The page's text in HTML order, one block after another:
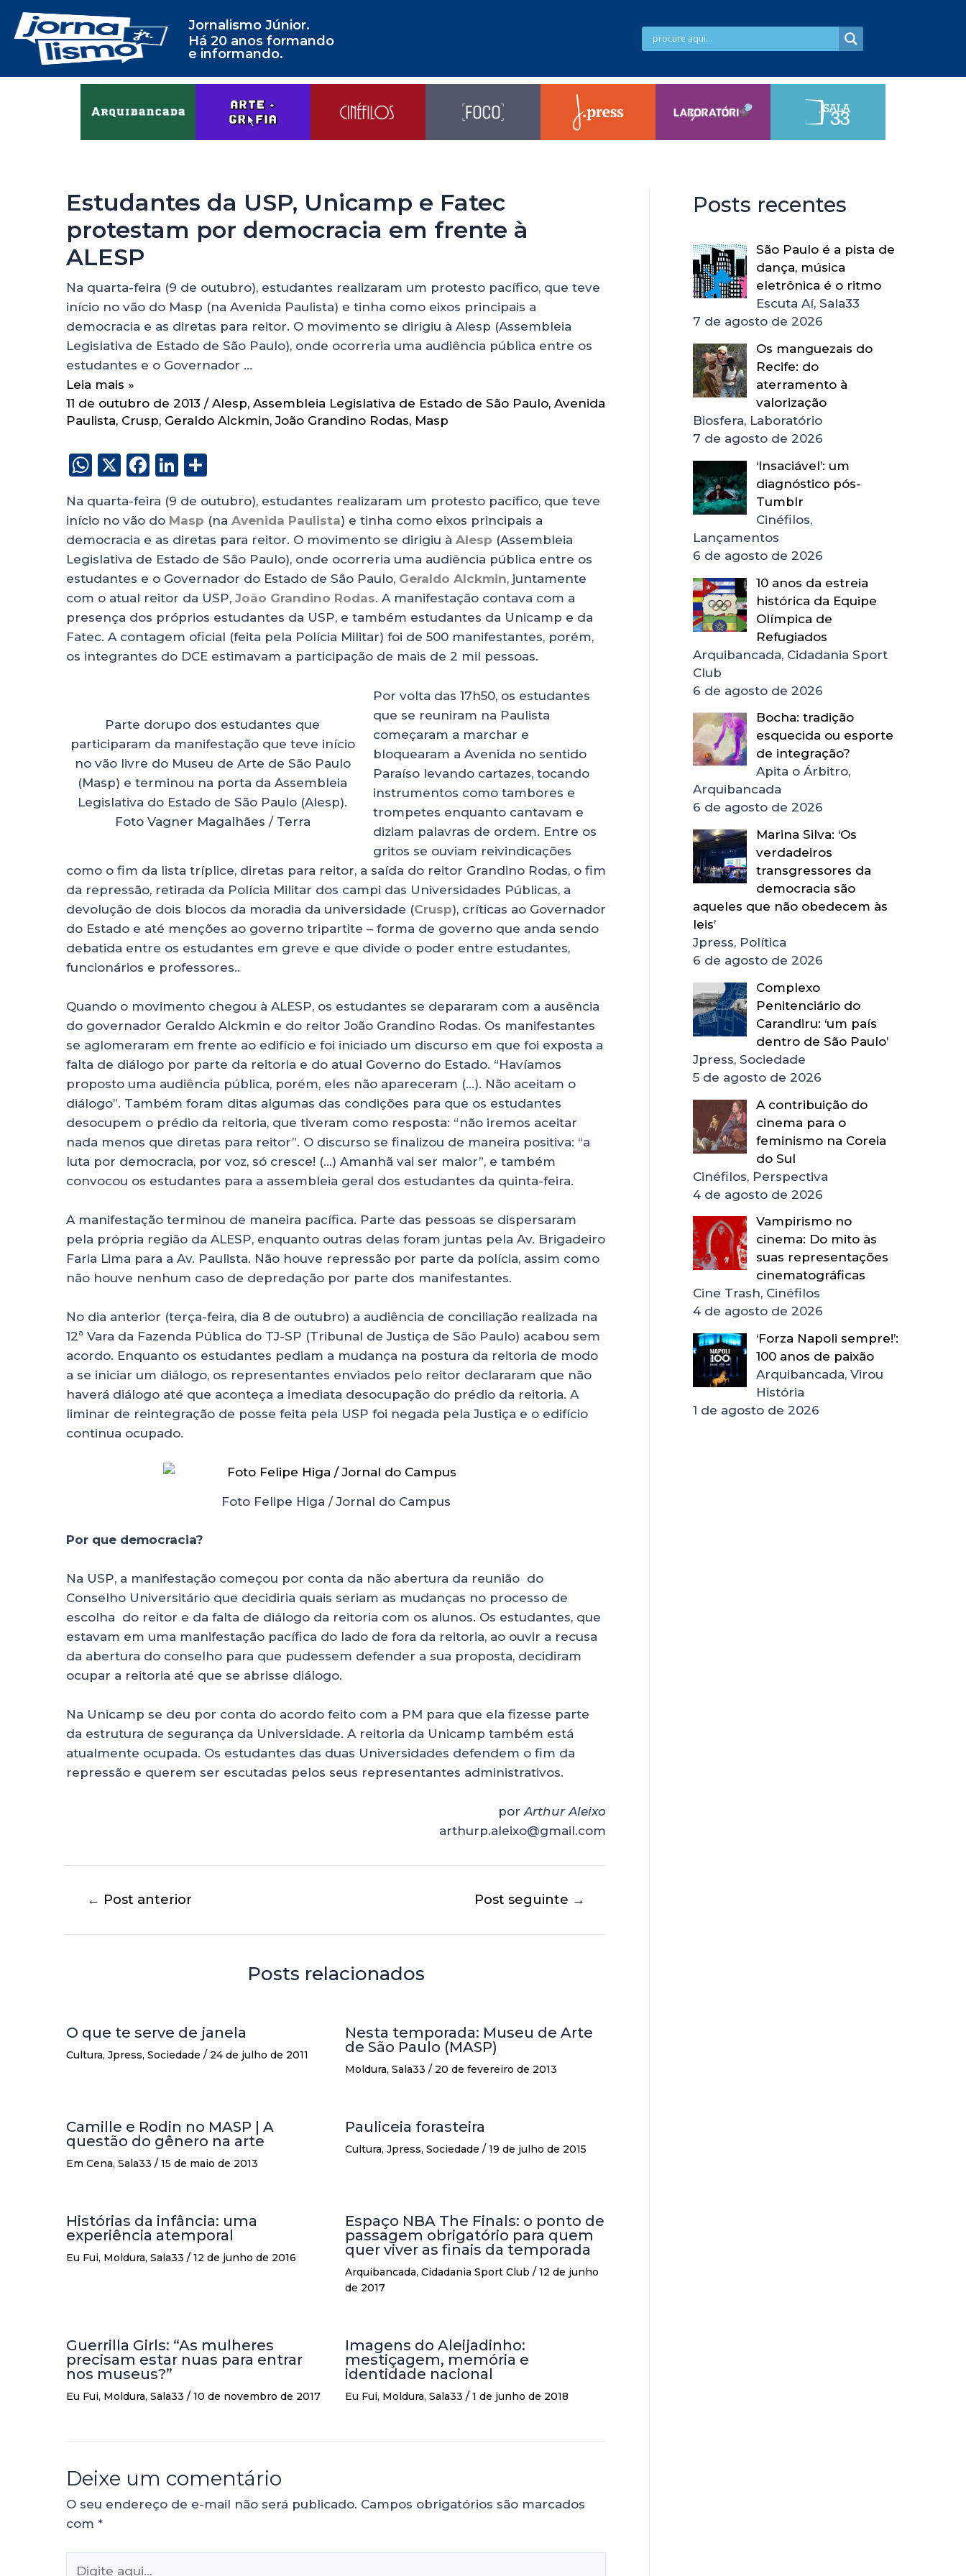
Jornalismo Júnior.
Há 20 anos formando
e informando.
Estudantes da USP, Unicamp e Fatec
protestam por democracia em frente à
ALESP
Na quarta-feira (9 de outubro), estudantes realizaram um protesto pacífico, que teve
início no vão do Masp (na Avenida Paulista) e tinha como eixos principais a
democracia e as diretas para reitor. O movimento se dirigiu à Alesp (Assembleia
Legislativa de Estado de São Paulo), onde ocorreria uma audiência pública entre os
estudantes e o Governador …
Leia mais »
11 de outubro de 2013 / Alesp, Assembleia Legislativa de Estado de São Paulo, Avenida
Paulista, Crusp, Geraldo Alckmin,João Grandino Rodas, Masp
W
a
ts
A
p
p
X
F
c
e
b
o
o
k
Li
k
e
dI
n
a
re
Na quarta-feira (9 de outubro), estudantes realizaram um protesto pacífico, que teve
início no vão do Masp (na Avenida Paulista) e tinha como eixos principais a
democracia e as diretas para reitor. O movimento se dirigiu à Alesp (Assembleia
Legislativa de Estado de São Paulo), onde ocorreria uma audiência pública entre os
estudantes e o Governador do Estado de São Paulo, Geraldo Alckmin, juntamente
com o atual reitor da USP, João Grandino Rodas. A manifestação contava com a
presença dos próprios estudantes da USP, e também estudantes da Unicamp e da
Fatec. A contagem oficial (feita pela Polícia Militar) foi de 500 manifestantes, porém,
os integrantes do DCE estimavam a participação de mais de 2 mil pessoas.
Parte dorupo dos estudantes que
participaram da manifestação que teve início
no vão livre do Museu de Arte de São Paulo
(Masp) e terminou na porta da Assembleia
Legislativa do Estado de São Paulo (Alesp).
Foto Vagner Magalhães / Terra
Por volta das 17h50, os estudantes
que se reuniram na Paulista
começaram a marchar e
bloquearam a Avenida no sentido
Paraíso levando cartazes, tocando
instrumentos como tambores e
trompetes enquanto cantavam e
diziam palavras de ordem. Entre os
gritos se ouviam reivindicações
como o fim da lista tríplice, diretas para reitor, a saída do reitor Grandino Rodas, o fim
da repressão, retirada da Polícia Militar dos campi das Universidades Públicas, a
devolução de dois blocos da moradia da universidade (Crusp), críticas ao Governador
do Estado e até menções ao governo tripartite – forma de governo que anda sendo
debatida entre os estudantes em greve e que divide o poder entre estudantes,
funcionários e professores..
Quando o movimento chegou à ALESP, os estudantes se depararam com a ausência
do governador Geraldo Alckmin e do reitor João Grandino Rodas. Os manifestantes
se aglomeraram em frente ao edifício e foi iniciado um discurso em que foi exposta a
falta de diálogo por parte da reitoria e do atual Governo do Estado. “Havíamos
proposto uma audiência pública, porém, eles não apareceram (…). Não aceitam o
diálogo”. Também foram ditas algumas das condições para que os estudantes
desocupem o prédio da reitoria, que tiveram como resposta: “não iremos aceitar
nada menos que diretas para reitor”. O discurso se finalizou de maneira positiva: “a
luta por democracia, por voz, só cresce! (…) Amanhã vai ser maior”, e também
convocou os estudantes para a assembleia geral dos estudantes da quinta-feira.
A manifestação terminou de maneira pacífica. Parte das pessoas se dispersaram
pela própria região da ALESP, enquanto outras delas foram juntas pela Av. Brigadeiro
Faria Lima para a Av. Paulista. Não houve repressão por parte da polícia, assim como
não houve nenhum caso de depredação por parte dos manifestantes.
No dia anterior (terça-feira, dia 8 de outubro) a audiência de conciliação realizada na
12ª Vara da Fazenda Pública do TJ-SP (Tribunal de Justiça de São Paulo) acabou sem
acordo. Enquanto os estudantes pediam a mudança na postura da reitoria de modo
a se iniciar um diálogo, os representantes enviados pelo reitor declararam que não
haverá diálogo até que aconteça a imediata desocupação do prédio da reitoria. A
liminar de reintegração de posse feita pela USP foi negada pela Justiça e o edifício
continua ocupado.
Foto Felipe Higa / Jornal do Campus
Por que democracia?
Na USP, a manifestação começou por conta da não abertura da reunião do
Conselho Universitário que decidiria quais seriam as mudanças no processo de
escolha do reitor e da falta de diálogo da reitoria com os alunos. Os estudantes, que
estavam em uma manifestação pacífica do lado de fora da reitoria, ao ouvir a recusa
da abertura do conselho para que pudessem defender a sua proposta, decidiram
ocupar a reitoria até que se abrisse diálogo.
Na Unicamp se deu por conta do acordo feito com a PM para que ela fizesse parte
da estrutura de segurança da Universidade. A reitoria da Unicamp também está
atualmente ocupada. Os estudantes das duas Universidades defendem o fim da
repressão e querem ser escutadas pelos seus representantes administrativos.
porArthur Aleixo
arthurp.aleixo@gmail.com
← Post anterior Post seguinte →
Posts relacionados
O que te serve de janela
Cultura, Jpress, Sociedade / 24 de julho de 2011
Nesta temporada: Museu de Arte
de São Paulo (MASP)
Moldura, Sala33 / 20 de fevereiro de 2013
Camille e Rodin no MASP | A
questão do gênero na arte
Em Cena, Sala33 / 15 de maio de 2013
Pauliceia forasteira
Cultura, Jpress, Sociedade / 19 de julho de 2015
Histórias da infância: uma
experiência atemporal
Eu Fui, Moldura, Sala33 / 12 de junho de 2016
Espaço NBA The Finals: o ponto de
passagem obrigatório para quem
quer viver as finais da temporada
Arquibancada, Cidadania Sport Club / 12 de junho
de 2017
Guerrilla Girls: “As mulheres
precisam estar nuas para entrar
nos museus?”
Eu Fui, Moldura, Sala33 / 10 de novembro de 2017
Imagens do Aleijadinho:
mestiçagem, memória e
identidade nacional
Eu Fui, Moldura, Sala33 / 1 de junho de 2018
Deixe um comentário
O seu endereço de e-mail não será publicado. Campos obrigatórios são marcados
com *
Posts recentes
São Paulo é a pista de
dança, música
eletrônica é o ritmo
Escuta Aí, Sala33
7 de agosto de 2026
Os manguezais do
Recife: do
aterramento à
valorização
Biosfera, Laboratório
7 de agosto de 2026
‘Insaciável’: um
diagnóstico pós-
Tumblr
Cinéfilos,
Lançamentos
6 de agosto de 2026
10 anos da estreia
histórica da Equipe
Olímpica de
Refugiados
Arquibancada, Cidadania Sport
Club
6 de agosto de 2026
Bocha: tradição
esquecida ou esporte
de integração?
Apita o Árbitro,
Arquibancada
6 de agosto de 2026
Marina Silva: ‘Os
verdadeiros
transgressores da
democracia são
aqueles que não obedecem às
leis’
Jpress, Política
6 de agosto de 2026
Complexo
Penitenciário do
Carandiru: ‘um país
dentro de São Paulo’
Jpress, Sociedade
5 de agosto de 2026
A contribuição do
cinema para o
feminismo na Coreia
do Sul
Cinéfilos, Perspectiva
4 de agosto de 2026
Vampirismo no
cinema: Do mito às
suas representações
cinematográficas
Cine Trash, Cinéfilos
4 de agosto de 2026
‘Forza Napoli sempre!’:
100 anos de paixão
Arquibancada, Virou
História
1 de agosto de 2026